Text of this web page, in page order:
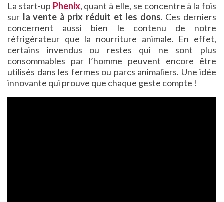
La start-up Phenix, quant à elle, se concentre à la fois
sur la vente à prix réduit et les dons. Ces derniers
concernent aussi bien le contenu de notre
réfrigérateur que la nourriture animale. En effet,
certains invendus ou restes qui ne sont plus
consommables par l’homme peuvent encore être
utilisés dans les fermes ou parcs animaliers. Une idée
innovante qui prouve que chaque geste compte !